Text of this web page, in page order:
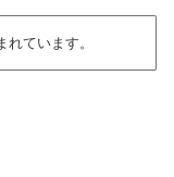
ています。